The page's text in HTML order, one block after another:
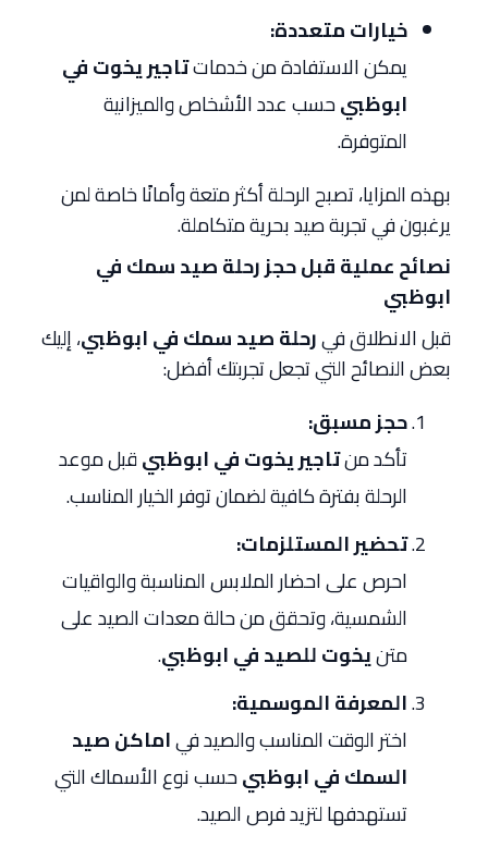
خيارات متعددة:
يمكن الاستفادة من خدماتتاجير يخوت في
ابوظبيحسب عدد الأشخاص والميزانية
المتوفرة.
بهذه المزايا، تصبح الرحلة أكثر متعة وأمانًا خاصة لمن
يرغبون في تجربة صيد بحرية متكاملة.
نصائح عملية قبل حجز رحلة صيد سمك في
ابوظبي
قبل الانطلاق فيرحلة صيد سمك في ابوظبي، إليك
بعض النصائح التي تجعل تجربتك أفضل:
حجز مسبق:
تأكد منتاجير يخوت في ابوظبيقبل موعد
الرحلة بفترة كافية لضمان توفر الخيار المناسب.
تحضير المستلزمات:
احرص على احضار الملابس المناسبة والواقيات
الشمسية، وتحقق من حالة معدات الصيد على
متنيخوت للصيد في ابوظبي.
المعرفة الموسمية:
اختر الوقت المناسب والصيد فياماكن صيد
السمك في ابوظبيحسب نوع الأسماك التي
تستهدفها لتزيد فرص الصيد.